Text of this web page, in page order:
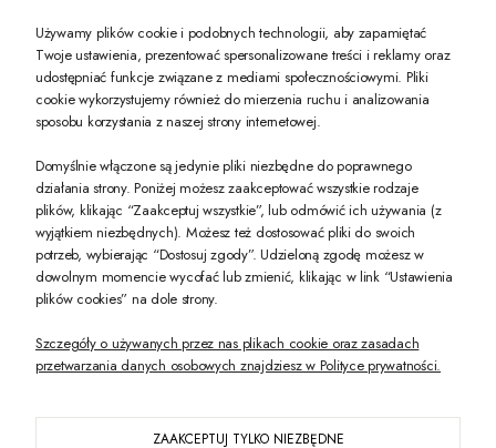
PREZENT DLA CIEBIE!
-10% na pierwsze zakupy na zeccoro.pl Gdy zapiszesz się do naszego
Twoje dane będą przetwarzane zgodnie z nasząpolityką prywatności
POKAŻ PEŁNĄ WERSJĘ STRONY
Używamy plików cookie i podobnych technologii, aby zapamiętać
Twoje ustawienia, prezentować spersonalizowane treści i reklamy oraz
udostępniać funkcje związane z mediami społecznościowymi. Pliki
cookie wykorzystujemy również do mierzenia ruchu i analizowania
sposobu korzystania z naszej strony internetowej.
Domyślnie włączone są jedynie pliki niezbędne do poprawnego
działania strony. Poniżej możesz zaakceptować wszystkie rodzaje
plików, klikając “Zaakceptuj wszystkie”, lub odmówić ich używania (z
wyjątkiem niezbędnych). Możesz też dostosować pliki do swoich
potrzeb, wybierając “Dostosuj zgody”. Udzieloną zgodę możesz w
dowolnym momencie wycofać lub zmienić, klikając w link “Ustawienia
plików cookies” na dole strony.
Szczegóły o używanych przez nas plikach cookie oraz zasadach
przetwarzania danych osobowych znajdziesz w Polityce prywatności.
ZAAKCEPTUJ TYLKO NIEZBĘDNE